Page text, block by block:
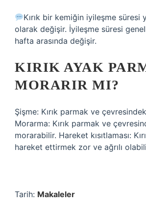
Kırık bir kemiğin iyileşme süresi
olarak değişir. İyileşme süresi
hafta arasında değişir.
KIRIK AYAK
MORARIR MI?
Şişme: Kırık parmak ve
Morarma: Kırık parmak ve
morarabilir. Hareket kısıtlaması:
hareket ettirmek zor ve ağrılı
Tarih: Makaleler